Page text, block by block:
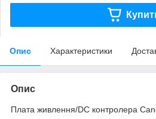
Опис Характеристики
Опис
Плата живлення/DC контролера